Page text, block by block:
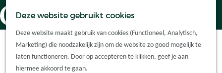
Deze website gebruikt cookies
Deze website maakt gebruik van cookies (Functioneel, Analytisch,
Marketing) die noodzakelijk zijn om de website zo goed mogelijk te
laten functioneren. Door op accepteren te klikken, geef je aan
hiermee akkoord te gaan.
G
K
a
r
t
Z
e
k
e
M
e
n
u
Met groepen
Ontdek de
omgeving